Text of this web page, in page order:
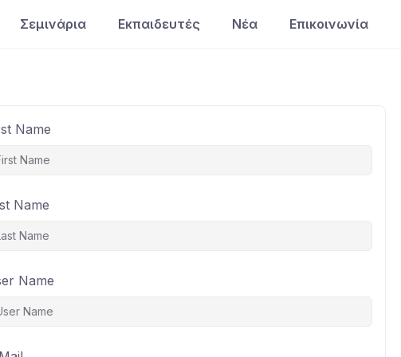
Σεμινάρια Εκπαιδευτές Νέα Επικοινωνία
Name
Name
Name